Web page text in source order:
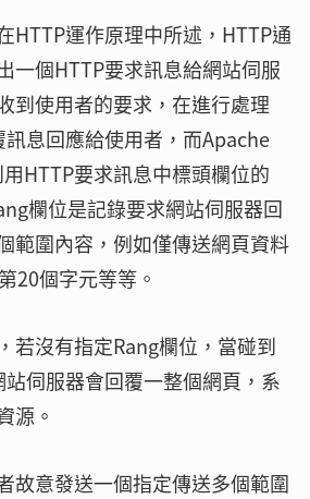
HTTP運作原理中所述，HTTP通
一個HTTP要求訊息給網站伺服
到使用者的要求，在進行處理
息回應給使用者，而Apache
HTTP要求訊息中標頭欄位的
欄位是記錄要求網站伺服器回
範圍內容，例如僅傳送網頁資料
20個字元等等。
若沒有指定Rang欄位，當碰到
伺服器會回覆一整個網頁，系
源。
故意發送一個指定傳送多個範圍